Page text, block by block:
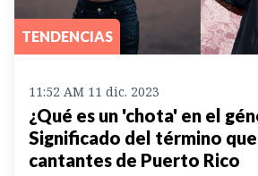
TENDENCIAS
11:52 AM 11 dic. 2023
¿Qué es un 'chota' en el
Significado del término que
cantantes de Puerto Rico